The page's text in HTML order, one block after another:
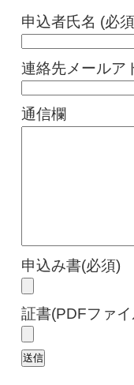
申込者氏名 (必
連絡先メールア
通信欄
申込み書(必須)
証書(PDFファ